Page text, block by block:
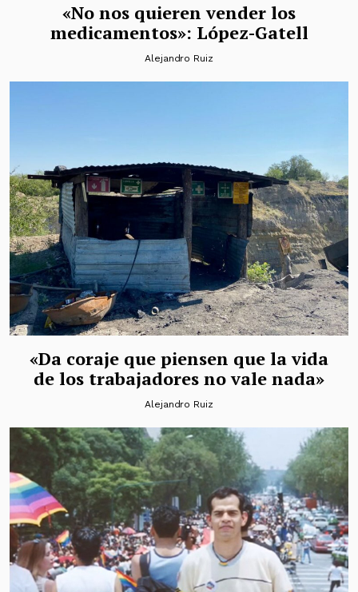
«No nos quieren vender los
medicamentos»: López-Gatell
Alejandro Ruiz
«Da coraje que piensen que la vida
de los trabajadores no vale nada»
Alejandro Ruiz